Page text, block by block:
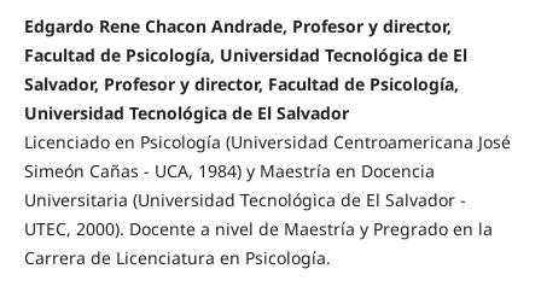
Edgardo Rene Chacon Andrade, Profesor y director,
Facultad de Psicología, Universidad Tecnológica de El
Salvador, Profesor y director, Facultad de Psicología,
Universidad Tecnológica de El Salvador
Licenciado en Psicología (Universidad Centroamericana José
Simeón Cañas - UCA, 1984) y Maestría en Docencia
Universitaria (Universidad Tecnológica de El Salvador -
UTEC, 2000). Docente a nivel de Maestría y Pregrado en la
Carrera de Licenciatura en Psicología.